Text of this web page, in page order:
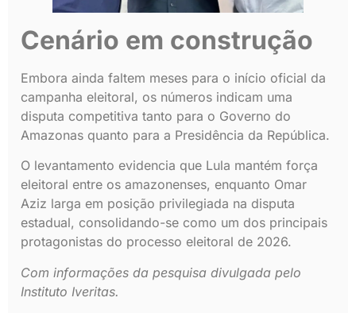
Cenário em construção
Embora ainda faltem meses para o início oficial da
campanha eleitoral, os números indicam uma
disputa competitiva tanto para o Governo do
Amazonas quanto para a Presidência da República.
O levantamento evidencia que Lula mantém força
eleitoral entre os amazonenses, enquanto Omar
Aziz larga em posição privilegiada na disputa
estadual, consolidando-se como um dos principais
protagonistas do processo eleitoral de 2026.
Com informações da pesquisa divulgada pelo
Instituto Iveritas.